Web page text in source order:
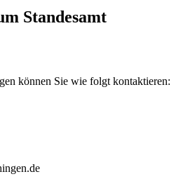
Standesamt
können Sie wie folgt kontaktieren: